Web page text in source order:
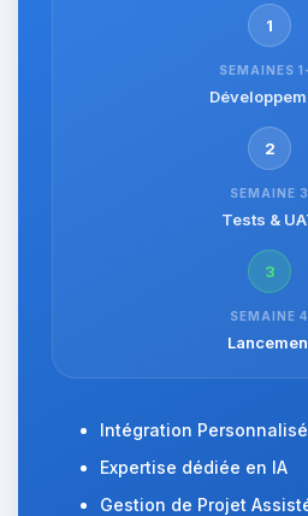
1
SEMAINES
2
SEMAINE 3
Tests &
3
SEMAINE 4
Intégration
Expertise dédiée en IA
Gestion de Projet